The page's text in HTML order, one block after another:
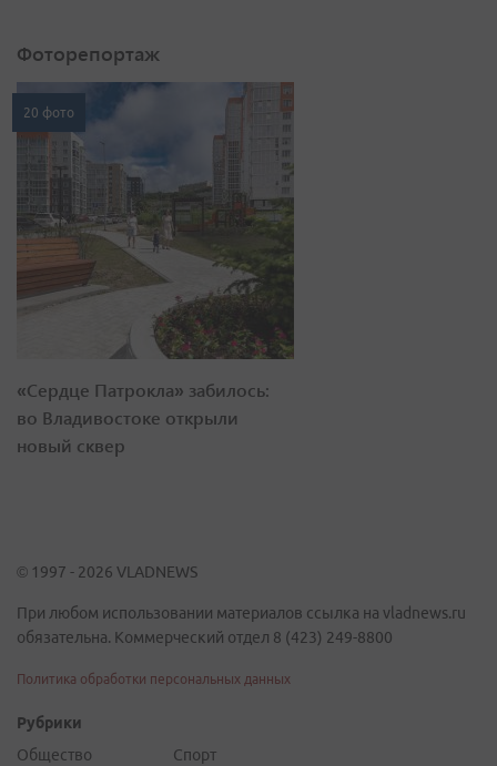
Фоторепортаж
20 фото
«Сердце Патрокла» забилось:
во Владивостоке открыли
новый сквер
© 1997 - 2026 VLADNEWS
При любом использовании материалов ссылка на vladnews.ru
обязательна. Коммерческий отдел 8 (423) 249-8800
Политика обработки персональных данных
Рубрики
Общество
Спорт